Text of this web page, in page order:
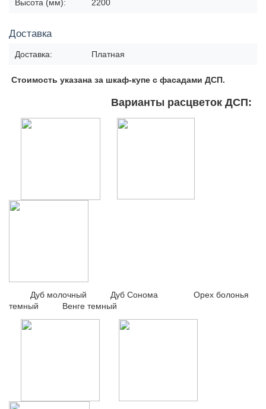
Высота (мм): 2200
Доставка
Доставка: Платная
Стоимость указана за шкаф-купе с фасадами ДСП.
Варианты расцветок ДСП:
Дуб молочный Дуб Сонома Орех болонья
темный Венге темный